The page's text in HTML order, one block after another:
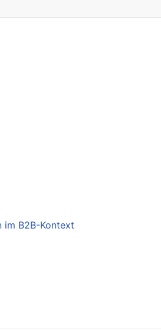
im B2B-Kontext